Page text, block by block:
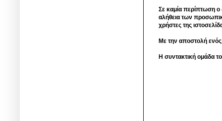
Σε καμία περίπτωση ο
αλήθεια των
χρήστες της
Με την αποστολή
Η συντακτική ομάδα